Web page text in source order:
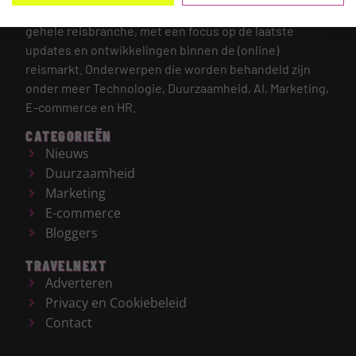
gehele reisbranche, met een focus op de laatste
updates en ontwikkelingen binnen de (online)
reismarkt. Onderwerpen die worden behandeld zijn
onder meer Technologie, Duurzaamheid, AI, Marketing,
E-commerce en HR.
CATEGORIEËN
Nieuws
Duurzaamheid
Marketing
E-commerce
Bloggers
TRAVELNEXT
Adverteren
Privacy en Cookiebeleid
Contact